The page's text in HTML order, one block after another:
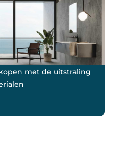
met de uitstraling